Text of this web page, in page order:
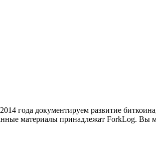
года документируем развитие
материалы принадлежат ForkLog. Вы